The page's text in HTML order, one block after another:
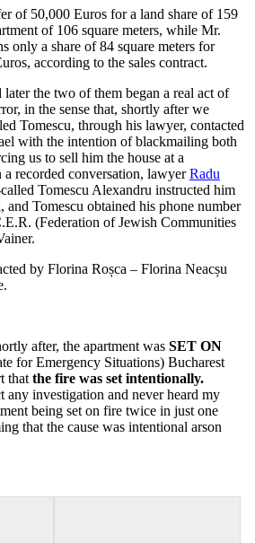
of 50,000 Euros for a land share of 159
of 106 square meters, while Mr.
only a share of 84 square meters for
according to the sales contract.
the two of them began a real act of
in the sense that, shortly after we
Tomescu, through his lawyer, contacted
with the intention of blackmailing both
us to sell him the house at a
recorded conversation, lawyerRadu
Tomescu Alexandru instructed him
Tomescu obtained his phone number
(Federation of Jewish Communities
by Florina Roșca – Florina Neacșu
after, the apartment was SET ON
for Emergency Situations) Bucharest
that the fire was set intentionally.
any investigation and never heard my
being set on fire twice in just one
that the cause was intentional arson